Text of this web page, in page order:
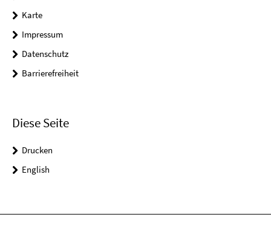
Karte
Impressum
Datenschutz
Barrierefreiheit
Diese Seite
Drucken
English